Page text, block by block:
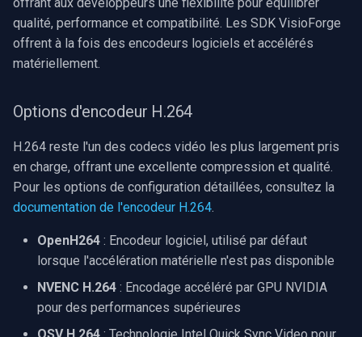
EverFocus
ABUS
Basler
Mobotix
Avigilon
LILIN
qualité, performance et compatibilité. Les SDK VisioForge
offrent à la fois des encodeurs logiciels et accélérés
matériellement.
Options d'encodeur H.264
H.264 reste l'un des codecs vidéo les plus largement pris
en charge, offrant une excellente compression et qualité.
Pour les options de configuration détaillées, consultez la
documentation de l'encodeur H.264.
OpenH264 : Encodeur logiciel, utilisé par défaut
lorsque l'accélération matérielle n'est pas disponible
NVENC H.264 : Encodage accéléré par GPU NVIDIA
pour des performances supérieures